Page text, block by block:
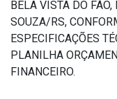
BELA VISTA DO
SOUZA/RS,
ESPECIFICAÇÕES
PLANILHA
FINANCEIRO.